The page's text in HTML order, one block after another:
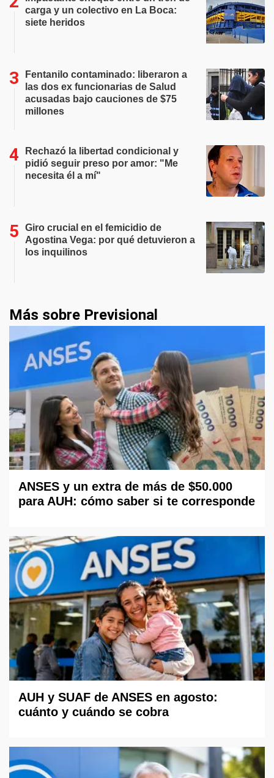
carga y un colectivo en La Boca:
siete heridos
Fentanilo contaminado: liberaron a
las dos ex funcionarias de Salud
acusadas bajo cauciones de $75
millones
Rechazó la libertad condicional y
pidió seguir preso por amor: "Me
necesita él a mí"
Giro crucial en el femicidio de
Agostina Vega: por qué detuvieron a
los inquilinos
Más sobre Previsional
ANSES y un extra de más de $50.000
para AUH: cómo saber si te corresponde
AUH y SUAF de ANSES en agosto:
cuánto y cuándo se cobra